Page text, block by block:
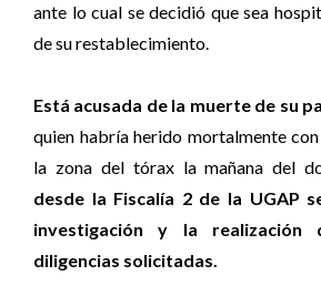
ante lo cual se decidió que sea
de su restablecimiento.
Está acusada de la muerte de su
quien habría herido mortalmente
la zona del tórax la mañana del
desde la Fiscalía 2 de la UGAP
investigación y la realización
diligencias solicitadas.